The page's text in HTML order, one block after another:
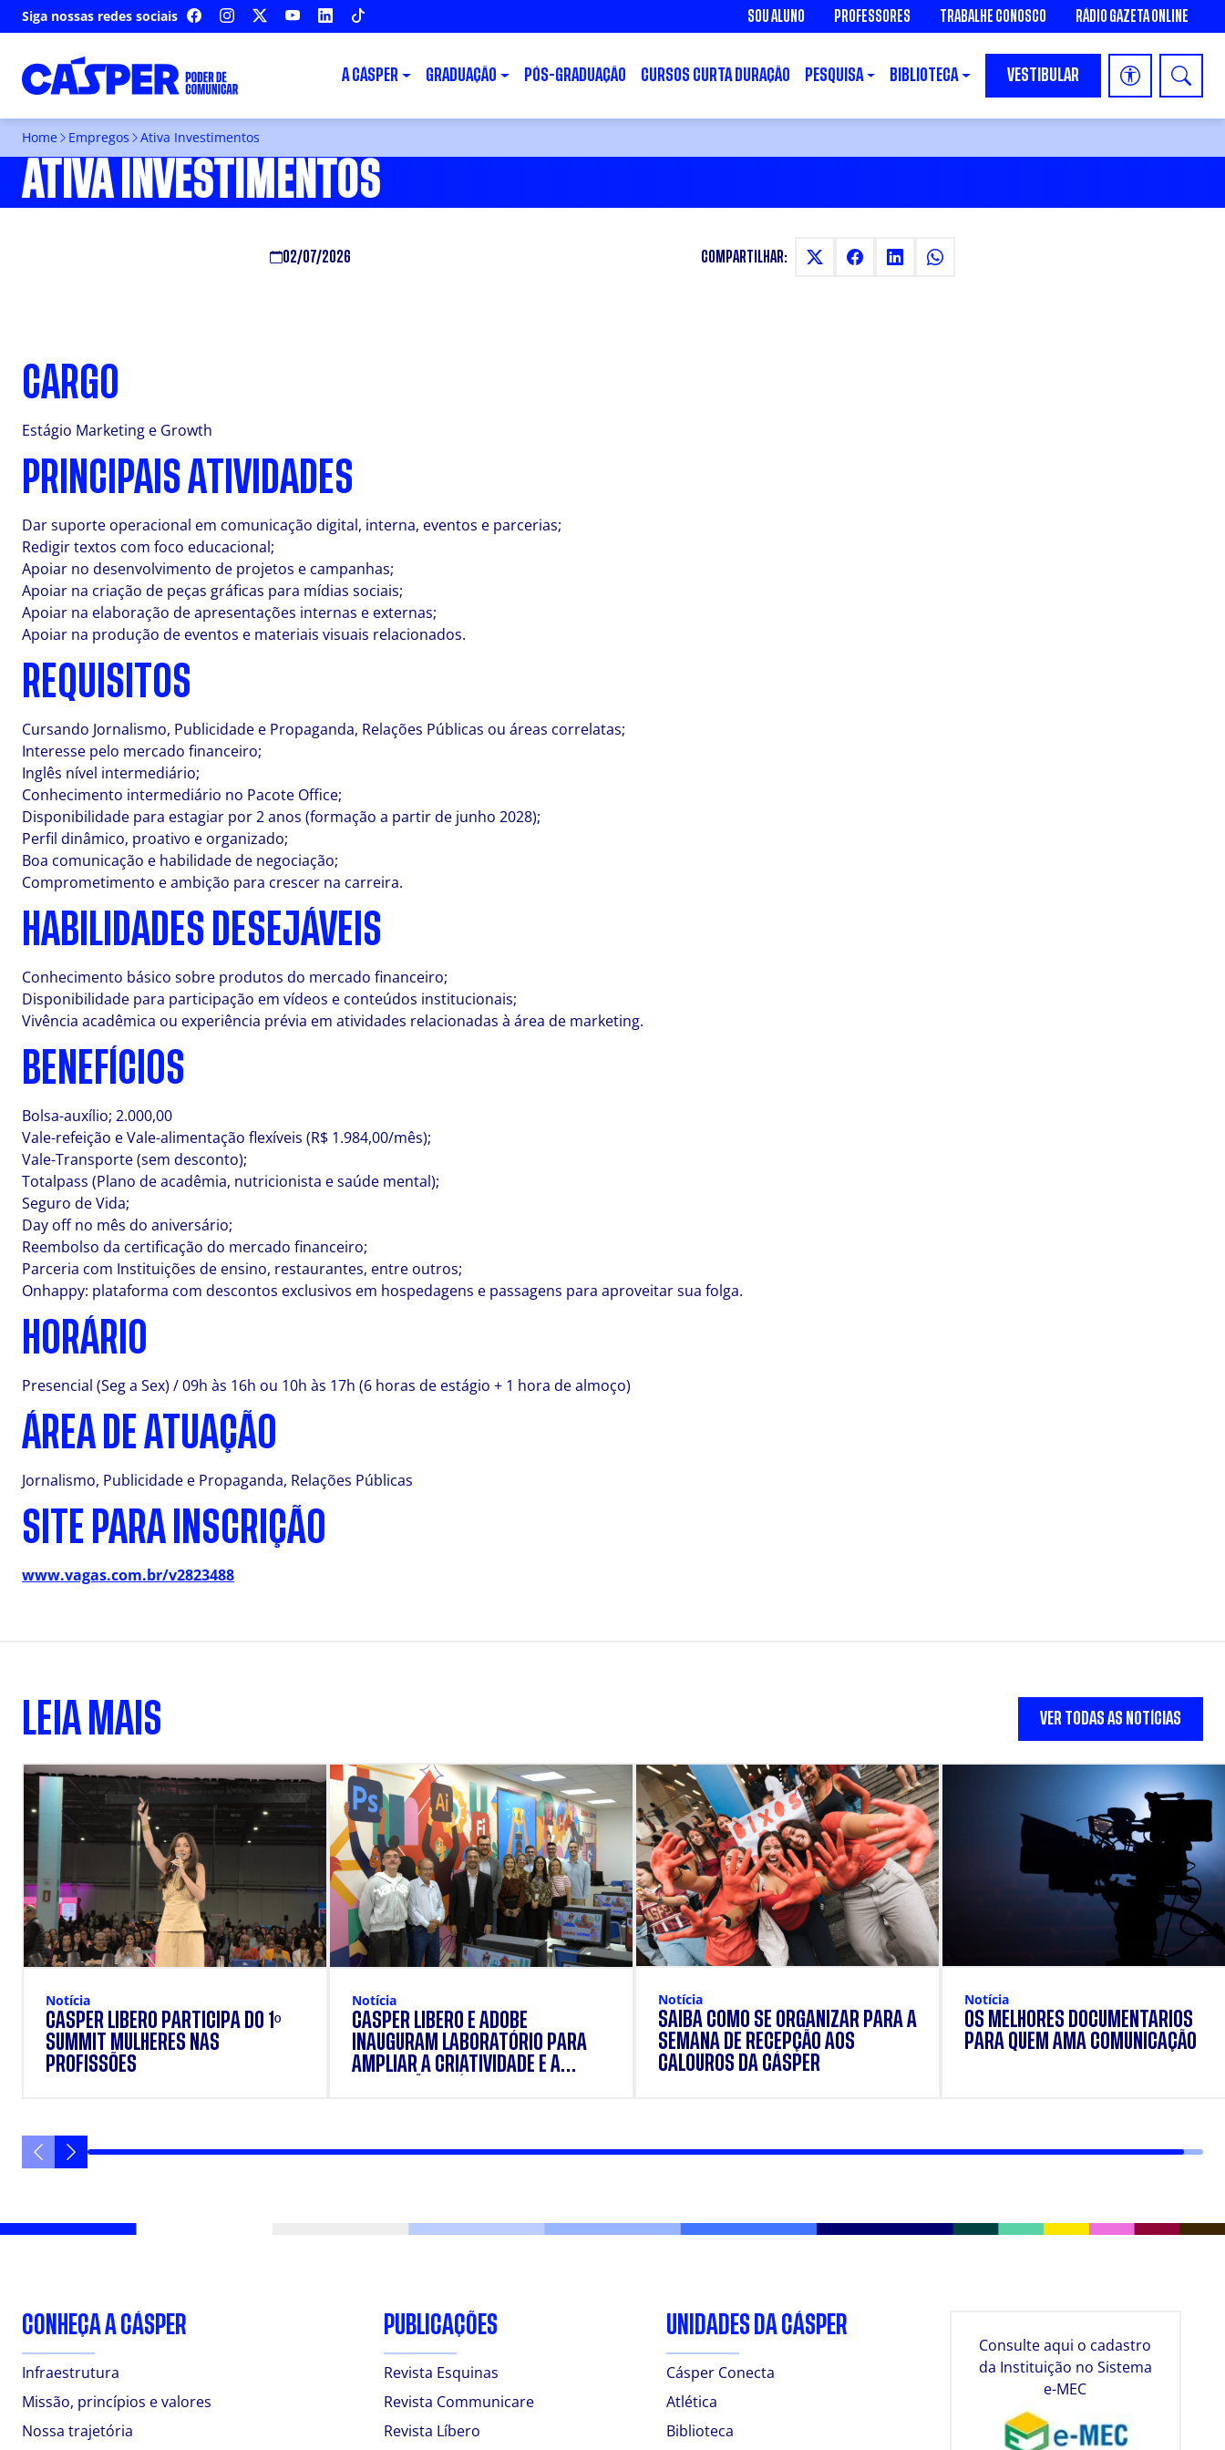
Siga nossas redes sociais FACEBOOKINSTAGRAM YOUTUBELINKEDIN SOU ALUNO PROFESSORES TRABALHE CONOSCO RÁDIO GAZETA ONLINE
A CÁSPER GRADUAÇÃO PÓS-GRADUAÇÃO CURSOS CURTA DURAÇÃO PESQUISA BIBLIOTECA VESTIBULAR
Home Empregos Ativa Investimentos
ATIVA INVESTIMENTOS
02/07/2026 COMPARTILHAR:
CARGO
Estágio Marketing e Growth
PRINCIPAIS ATIVIDADES
Dar suporte operacional em comunicação digital, interna, eventos e parcerias;
Redigir textos com foco educacional;
Apoiar no desenvolvimento de projetos e campanhas;
Apoiar na criação de peças gráficas para mídias sociais;
Apoiar na elaboração de apresentações internas e externas;
Apoiar na produção de eventos e materiais visuais relacionados.
REQUISITOS
Cursando Jornalismo, Publicidade e Propaganda, Relações Públicas ou áreas correlatas;
Interesse pelo mercado financeiro;
Inglês nível intermediário;
Conhecimento intermediário no Pacote Office;
Disponibilidade para estagiar por 2 anos (formação a partir de junho 2028);
Perfil dinâmico, proativo e organizado;
Boa comunicação e habilidade de negociação;
Comprometimento e ambição para crescer na carreira.
HABILIDADES DESEJÁVEIS
Conhecimento básico sobre produtos do mercado financeiro;
Disponibilidade para participação em vídeos e conteúdos institucionais;
Vivência acadêmica ou experiência prévia em atividades relacionadas à área de marketing.
BENEFÍCIOS
Bolsa-auxílio; 2.000,00
Vale-refeição e Vale-alimentação flexíveis (R$ 1.984,00/mês);
Vale-Transporte (sem desconto);
Totalpass (Plano de acadêmia, nutricionista e saúde mental);
Seguro de Vida;
Day off no mês do aniversário;
Reembolso da certificação do mercado financeiro;
Parceria com Instituições de ensino, restaurantes, entre outros;
Onhappy: plataforma com descontos exclusivos em hospedagens e passagens para aproveitar sua folga.
HORÁRIO
Presencial (Seg a Sex) / 09h às 16h ou 10h às 17h (6 horas de estágio + 1 hora de almoço)
ÁREA DE ATUAÇÃO
Jornalismo, Publicidade e Propaganda, Relações Públicas
SITE PARA INSCRIÇÃO
www.vagas.com.br/v2823488
LEIA MAIS VER TODAS AS NOTÍCIAS
Notícia
CÁSPER LÍBERO PARTICIPA DO 1º
SUMMIT MULHERES NAS
PROFISSÕES
Notícia
CÁSPER LÍBERO E ADOBE
INAUGURAM LABORATÓRIO PARA
AMPLIAR A CRIATIVIDADE E A
Notícia
SAIBA COMO SE ORGANIZAR PARA A
SEMANA DE RECEPÇÃO AOS
CALOUROS DA CÁSPER
Notícia
OS MELHORES DOCUMENTÁRIOS
PARA QUEM AMA COMUNICAÇÃO
CONHEÇA A CÁSPER
Infraestrutura
Missão, princípios e valores
Nossa trajetória
PUBLICAÇÕES
Revista Esquinas
Revista Communicare
Revista Líbero
UNIDADES DA CÁSPER
Cásper Conecta
Atlética
Biblioteca
Consulte aqui o cadastro
da Instituição no Sistema
e-MEC